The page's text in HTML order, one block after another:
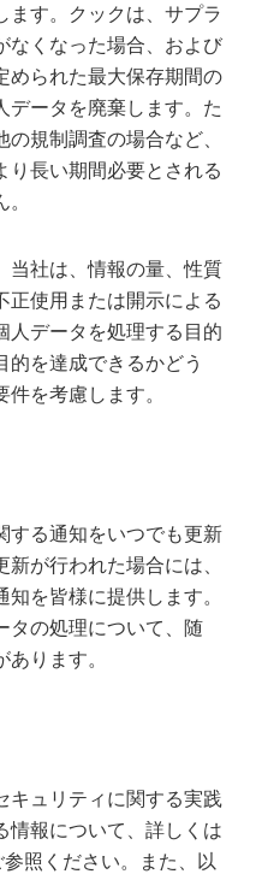
ます。クックは、サプラ
なくなった場合、および
められた最大保存期間の
データを廃棄します。た
規制調査の場合など、
り長い期間必要とされる
当社は、情報の量、性質
正使用または開示による
人データを処理する目的
的を達成できるかどう
を考慮します。
する通知をいつでも更新
が行われた場合には、
を皆様に提供します。
タの処理について、随
ります。
キュリティに関する実践
情報について、詳しくは
参照ください。また、以